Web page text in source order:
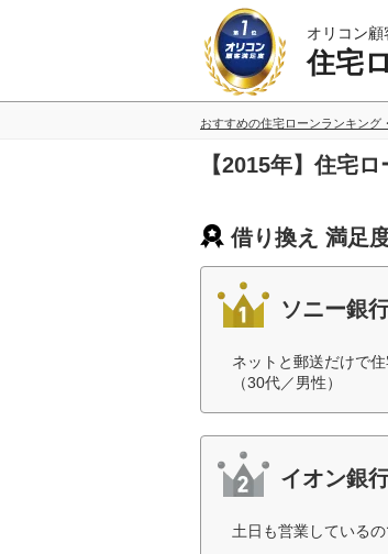
オリコン
住宅
おすすめの住宅ローンランキング
【2015年】住宅
借り換え 満足
ソニー銀
ネットと郵送だけで
（30代／男性）
イオン銀
土日も営業している